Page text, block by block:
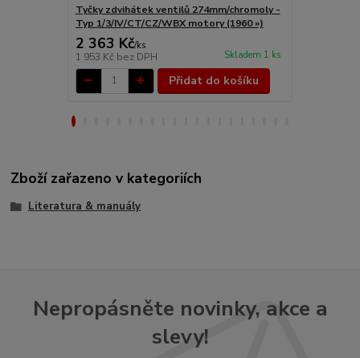
Tyčky zdvihátek ventilů 274mm/chromoly -
Typ 1/3/IV/CT/CZ/WBX motory (1960 »)
2 363 Kč/ks
1 953 Kč bez DPH Skladem 1 ks
Přidat do košíku
Zboží zařazeno v kategoriích
Literatura & manuály
Nepropásněte novinky, akce a
slevy!